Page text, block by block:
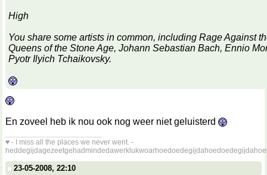
High
You share some artists in common, including Rage Against
Queens of the Stone Age, Johann Sebastian Bach, Ennio
Pyotr Ilyich Tchaikovsky.
En zoveel heb ik nou ook nog weer niet geluisterd
♥ - I miss all the places we never went. -
23-05-2008, 22:10